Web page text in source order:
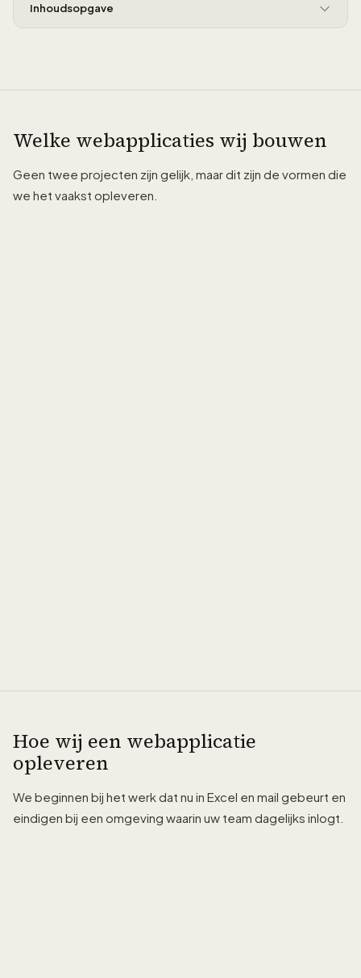
Inhoudsopgave
Welke webapplicaties wij bouwen
Geen twee projecten zijn gelijk, maar dit zijn de vormen die
we het vaakst opleveren.
Hoe wij een webapplicatie
opleveren
We beginnen bij het werk dat nu in Excel en mail gebeurt en
eindigen bij een omgeving waarin uw team dagelijks inlogt.